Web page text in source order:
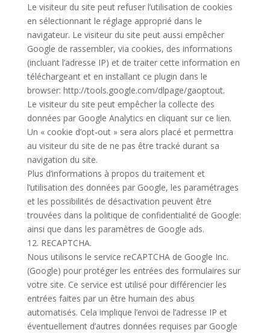
Le visiteur du site peut refuser l’utilisation de cookies
en sélectionnant le réglage approprié dans le
navigateur. Le visiteur du site peut aussi empêcher
Google de rassembler, via cookies, des informations
(incluant l’adresse IP) et de traiter cette information en
téléchargeant et en installant ce plugin dans le
browser: http://tools.google.com/dlpage/gaoptout.
Le visiteur du site peut empêcher la collecte des
données par Google Analytics en cliquant sur ce lien.
Un « cookie d’opt-out » sera alors placé et permettra
au visiteur du site de ne pas être tracké durant sa
navigation du site.
Plus d’informations à propos du traitement et
l’utilisation des données par Google, les paramétrages
et les possibilités de désactivation peuvent être
trouvées dans la politique de confidentialité de Google:
ainsi que dans les paramètres de Google ads.
12. RECAPTCHA.
Nous utilisons le service reCAPTCHA de Google Inc.
(Google) pour protéger les entrées des formulaires sur
votre site. Ce service est utilisé pour différencier les
entrées faites par un être humain des abus
automatisés. Cela implique l’envoi de l’adresse IP et
éventuellement d’autres données requises par Google